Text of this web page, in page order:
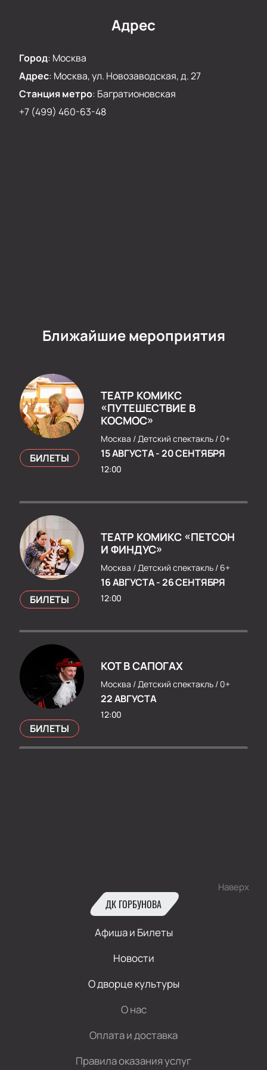
Адрес
Город: Москва
Адрес: Москва, ул. Новозаводская, д. 27
Станция метро: Багратионовская
+7 (499) 460-63-48
Ближайшие мероприятия
ТЕАТР КОМИКС
«ПУТЕШЕСТВИЕ В
КОСМОС»
Москва /Детский спектакль / 0+
15 АВГУСТА-20 СЕНТЯБРЯ
12:00
БИЛЕТЫ
ТЕАТР КОМИКС «ПЕТСОН
И ФИНДУС»
Москва /Детский спектакль / 6+
16 АВГУСТА-26 СЕНТЯБРЯ
12:00
БИЛЕТЫ
КОТ В САПОГАХ
Москва /Детский спектакль / 0+
22 АВГУСТА
12:00
БИЛЕТЫ
Наверх
ДК ГОРБУНОВА
Афиша и Билеты
Новости
О дворце культуры
О нас
Оплата и доставка
Правила оказания услуг